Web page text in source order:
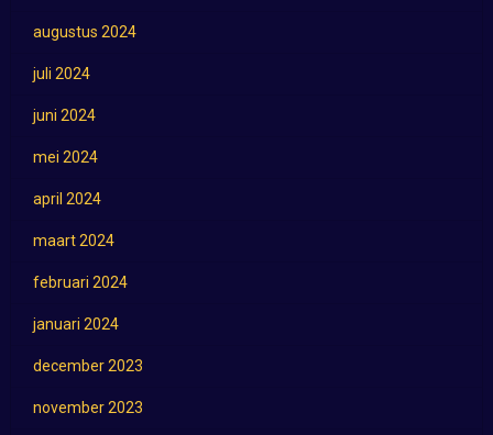
augustus 2024
juli 2024
juni 2024
mei 2024
april 2024
maart 2024
februari 2024
januari 2024
december 2023
november 2023